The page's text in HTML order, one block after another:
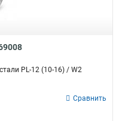
PL-12 (10-16) / W2
Сравнить